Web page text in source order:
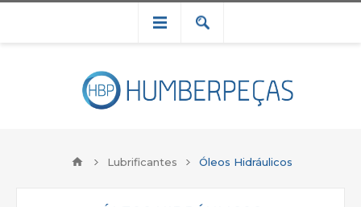
Lubrificantes Óleos Hidráulicos